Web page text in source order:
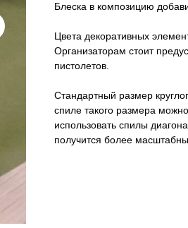
Блеска в композицию
Цвета декоративных
Организаторам стоит
пистолетов.
Стандартный размер
спиле такого размера
использовать спилы
получится более